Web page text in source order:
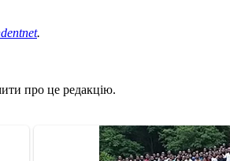
.
про це редакцію.